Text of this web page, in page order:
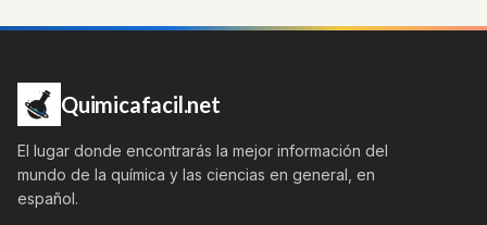
Quimicafacil.net
El lugar donde encontrarás la mejor información del
mundo de la química y las ciencias en general, en
español.